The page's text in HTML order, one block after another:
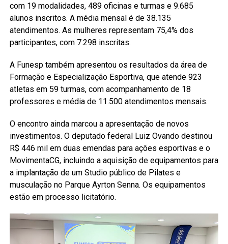
com 19 modalidades, 489 oficinas e turmas e 9.685
alunos inscritos. A média mensal é de 38.135
atendimentos. As mulheres representam 75,4% dos
participantes, com 7.298 inscritas.
A Funesp também apresentou os resultados da área de
Formação e Especialização Esportiva, que atende 923
atletas em 59 turmas, com acompanhamento de 18
professores e média de 11.500 atendimentos mensais.
O encontro ainda marcou a apresentação de novos
investimentos. O deputado federal Luiz Ovando destinou
R$ 446 mil em duas emendas para ações esportivas e o
MovimentaCG, incluindo a aquisição de equipamentos para
a implantação de um Studio público de Pilates e
musculação no Parque Ayrton Senna. Os equipamentos
estão em processo licitatório.